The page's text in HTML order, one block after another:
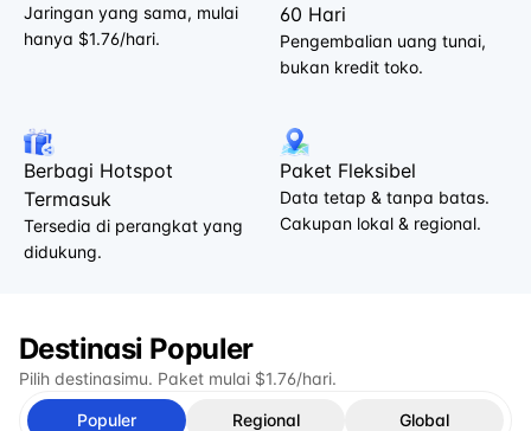
Jaringan yang sama, mulai
hanya $1.76/hari.
60 Hari
Pengembalian uang tunai,
bukan kredit toko.
Berbagi Hotspot
Termasuk
Tersedia di perangkat yang
didukung.
Paket Fleksibel
Data tetap & tanpa batas.
Cakupan lokal & regional.
Destinasi Populer
Pilih destinasimu. Paket mulai $1.76/hari.
Populer Regional Global